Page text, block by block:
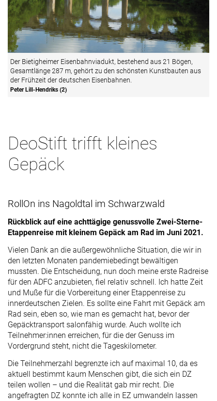
Der Bietigheimer Eisenbahnviadukt, bestehend aus 21 Bögen,
Gesamtlänge 287 m, gehört zu den schönsten Kunstbauten aus
der Frühzeit der deutschen Eisenbahnen.
Peter Lill-Hendriks (2)
DeoStift trifft kleines
Gepäck
RollOn ins Nagoldtal im Schwarzwald
Rückblick auf eine achttägige genussvolle Zwei-Sterne-
Etappenreise mit kleinem Gepäck am Rad im Juni 2021.
Vielen Dank an die außergewöhnliche Situation, die wir in
den letzten Monaten pandemiebedingt bewältigen
mussten. Die Entscheidung, nun doch meine erste Radreise
für den ADFC anzubieten, fiel relativ schnell. Ich hatte Zeit
und Muße für die Vorbereitung einer Etappenreise zu
innerdeutschen Zielen. Es sollte eine Fahrt mit Gepäck am
Rad sein, eben so, wie man es gemacht hat, bevor der
Gepäcktransport salonfähig wurde. Auch wollte ich
Teilnehmer:innen erreichen, für die der Genuss im
Vordergrund steht, nicht die Tageskilometer.
Die Teilnehmerzahl begrenzte ich auf maximal 10, da es
aktuell bestimmt kaum Menschen gibt, die sich ein DZ
teilen wollen – und die Realität gab mir recht. Die
angefragten DZ konnte ich alle in EZ umwandeln lassen